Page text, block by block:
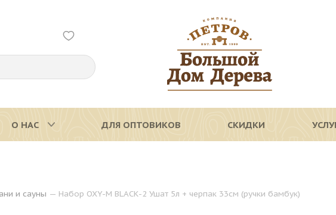
О НАС ДЛЯ ОПТОВИКОВ СКИДКИ
и сауны — Набор OXY-M BLACK-2 Ушат 5л + черпак 33см (ручки бамбук)